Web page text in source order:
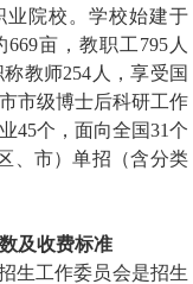
业院校。学校始建于
669亩，教职工 795人
称教师254 人，享受国
市级博士后科研工作
45个，面向全国31个
、市）单招（含分类
及收费标准
生工作委员会是招生